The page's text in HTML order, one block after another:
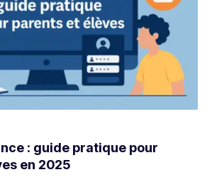
: guide pratique pour
en 2025